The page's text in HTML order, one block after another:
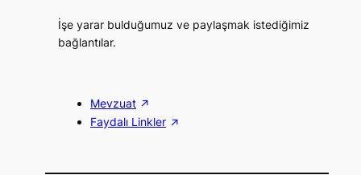
İşe yarar bulduğumuz ve paylaşmak istediğimiz
bağlantılar.
Mevzuat
Faydalı Linkler